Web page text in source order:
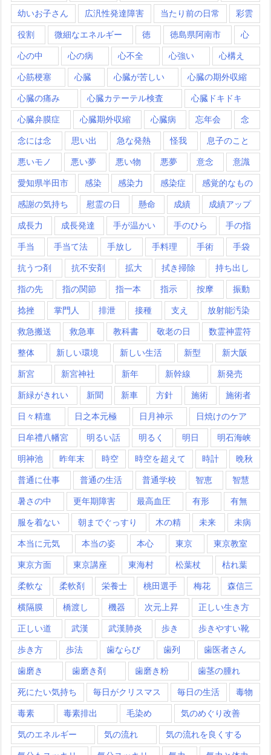
幼いお子さん 広汎性発達障害 当たり前の日常 彩雲
役割 微細なエネルギー 徳 徳島県阿南市 心
心の中 心の病 心不全 心強い 心構え
心筋梗塞 心臓 心臓が苦しい 心臓の期外収縮
心臓の痛み 心臓カテーテル検査 心臓ドキドキ
心臓弁膜症 心臓期外収縮 心臓病 忘年会 念
念には念 思い出 急な発熱 怪我 息子のこと
悪いモノ 悪い夢 悪い物 悪夢 意念 意識
愛知県半田市 感染 感染力 感染症 感覚的なもの
感謝の気持ち 慰霊の日 懸命 成績 成績アップ
成長力 成長発達 手が温かい 手のひら 手の指
手当 手当て法 手放し 手料理 手術 手袋
抗うつ剤 抗不安剤 拡大 拭き掃除 持ち出し
指の先 指の関節 指一本 指示 按摩 振動
捻挫 掌門人 排泄 接種 支え 放射能汚染
救急搬送 救急車 教科書 敬老の日 数霊神霊符
整体 新しい環境 新しい生活 新型 新大阪
新宮 新宮神社 新年 新幹線 新発売
新緑がきれい 新聞 新車 方針 施術 施術者
日々精進 日之本元極 日月神示 日焼けのケア
日牟禮八幡宮 明るい話 明るく 明日 明石海峡
明神池 昨年末 時空 時空を超えて 時計 晩秋
普通に仕事 普通の生活 普通学校 智恵 智慧
暑さの中 更年期障害 最高血圧 有形 有無
服を着ない 朝までぐっすり 木の精 未来 未病
本当に元気 本当の姿 本心 東京 東京教室
東京方面 東京講座 東海村 松葉杖 枯れ葉
柔軟な 柔軟剤 栄養士 桃田選手 梅花 森信三
横隔膜 橋渡し 機器 次元上昇 正しい生き方
正しい道 武漢 武漢肺炎 歩き 歩きやすい靴
歩き方 歩法 歯ならび 歯列 歯医者さん
歯磨き 歯磨き剤 歯磨き粉 歯茎の腫れ
死にたい気持ち 毎日がクリスマス 毎日の生活 毒物
毒素 毒素排出 毛染め 気のめぐり改善
気のエネルギー 気の流れ 気の流れを良くする